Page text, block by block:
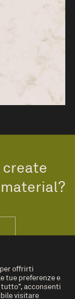
create
offrirti
tue preferenze e
acconsenti
visitare